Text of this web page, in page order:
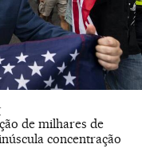
de milhares de
concentração